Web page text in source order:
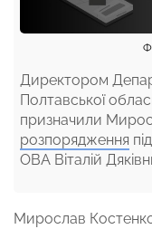
Директором
Полтавської
призначили
розпорядження
ОВА Віталій
Мирослав